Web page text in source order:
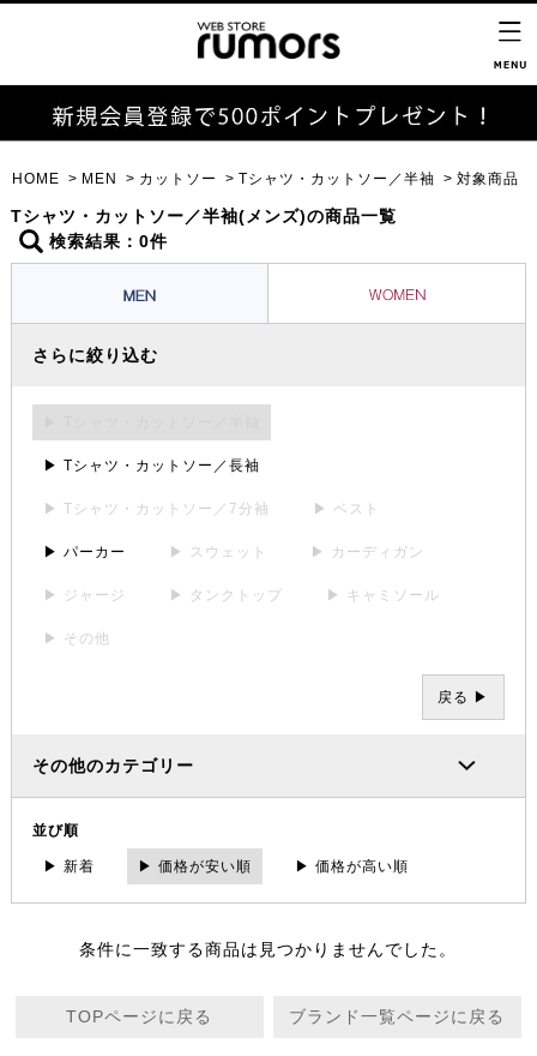
HOME MEN カットソー Tシャツ・カットソー／半袖 対象商品
Tシャツ・カットソー／半袖(メンズ)の商品一覧
検索結果：0件
さらに絞り込む
▶ Tシャツ・カットソー／長袖
▶ Tシャツ・カットソー／7分袖 ▶ ベスト
▶ パーカー ▶ スウェット ▶ カーディガン
▶ ジャージ ▶ タンクトップ ▶ キャミソール
▶ その他
戻る ▶
その他のカテゴリー
並び順
▶ 新着 ▶ 価格が安い順 ▶ 価格が高い順
条件に一致する商品は見つかりませんでした。
TOPページに戻る ブランド一覧ページに戻る